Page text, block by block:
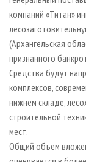
компаний «Титан»
(Архангельская
признанного
Средства будут
комплексов,
нижнем складе,
строительной
мест.
Общий объем